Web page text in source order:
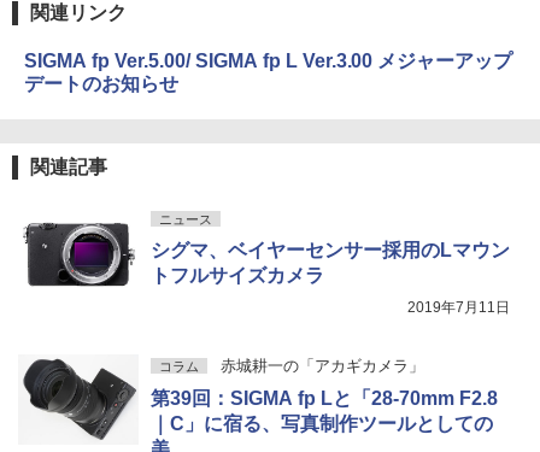
関連リンク
SIGMA fp Ver.5.00/ SIGMA fp L Ver.3.00 メジャーアップ
デートのお知らせ
関連記事
ニュース
シグマ、ベイヤーセンサー採用のLマウン
トフルサイズカメラ
2019年7月11日
コラム 赤城耕一の「アカギカメラ」
第39回：SIGMA fp Lと「28-70mm F2.8
｜C」に宿る、写真制作ツールとしての